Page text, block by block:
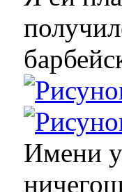
Имени